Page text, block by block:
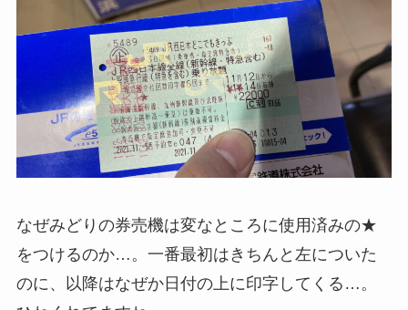
なぜみどりの券売機は変なところに使用済みの★
をつけるのか…。一番最初はきちんと左についた
のに、以降はなぜか日付の上に印字してくる…。